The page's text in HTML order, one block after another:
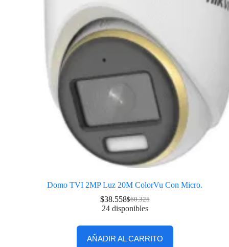
Domo TVI 2MP Luz 20M ColorVu Con Micro.
$60.325
$38.558
24 disponibles
AÑADIR AL CARRITO